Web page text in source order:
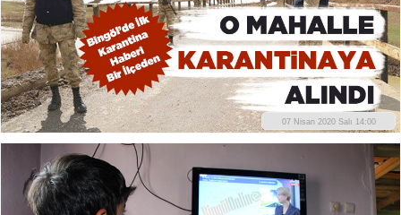
07 Nisan 2020 Salı 14:00